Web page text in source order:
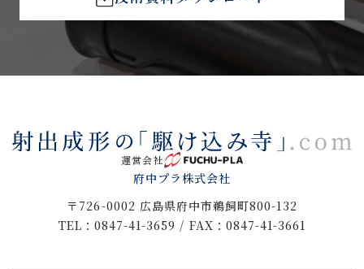
運営会社
府中プラ株式会社
〒726-0002 広島県府中市鵜飼町800-132
TEL：0847-41-3659 / FAX：0847-41-3661